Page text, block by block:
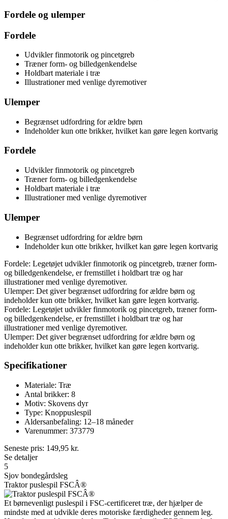
Fordele og ulemper
Fordele
Udvikler finmotorik og pincetgreb
Træner form- og billedgenkendelse
Holdbart materiale i træ
Illustrationer med venlige dyremotiver
Ulemper
Begrænset udfordring for ældre børn
Indeholder kun otte brikker, hvilket kan gøre legen kortvarig
Fordele
Udvikler finmotorik og pincetgreb
Træner form- og billedgenkendelse
Holdbart materiale i træ
Illustrationer med venlige dyremotiver
Ulemper
Begrænset udfordring for ældre børn
Indeholder kun otte brikker, hvilket kan gøre legen kortvarig
Fordele: Legetøjet udvikler finmotorik og pincetgreb, træner form-
og billedgenkendelse, er fremstillet i holdbart træ og har
illustrationer med venlige dyremotiver.
Ulemper: Det giver begrænset udfordring for ældre børn og
indeholder kun otte brikker, hvilket kan gøre legen kortvarig.
Fordele: Legetøjet udvikler finmotorik og pincetgreb, træner form-
og billedgenkendelse, er fremstillet i holdbart træ og har
illustrationer med venlige dyremotiver.
Ulemper: Det giver begrænset udfordring for ældre børn og
indeholder kun otte brikker, hvilket kan gøre legen kortvarig.
Specifikationer
Materiale: Træ
Antal brikker: 8
Motiv: Skovens dyr
Type: Knoppuslespil
Aldersanbefaling: 12–18 måneder
Varenummer: 373779
Seneste pris: 149,95 kr.
Se detaljer
5
Sjov bondegårdsleg
Traktor puslespil FSCÂ®
Et børnevenligt puslespil i FSC-certificeret træ, der hjælper de
mindste med at udvikle deres motoriske færdigheder gennem leg.